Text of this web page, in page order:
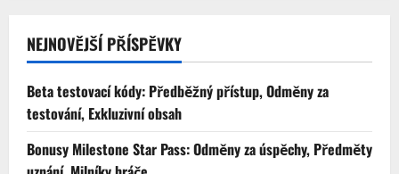
NEJNOVĚJŠÍ PŘÍSPĚVKY
Beta testovací kódy: Předběžný přístup, Odměny za
testování, Exkluzivní obsah
Bonusy Milestone Star Pass: Odměny za úspěchy, Předměty